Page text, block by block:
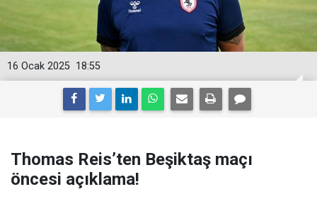
18:55
16 Ocak 2025
Thomas Reis’ten Beşiktaş maçı
öncesi açıklama!